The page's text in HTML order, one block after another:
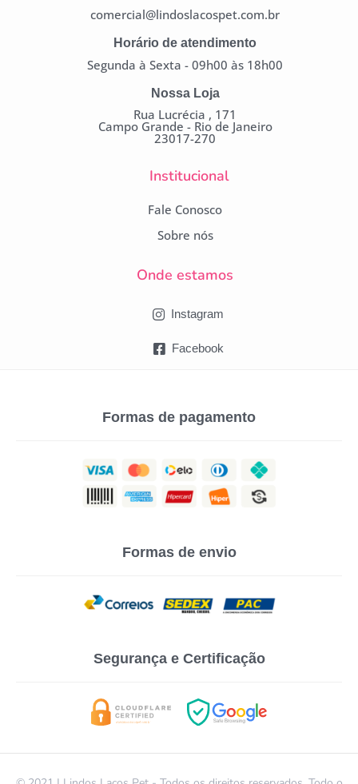
comercial@lindoslacospet.com.br
Horário de atendimento
Segunda à Sexta - 09h00 às 18h00
Nossa Loja
Rua Lucrécia , 171
Campo Grande - Rio de Janeiro
23017-270
Institucional
Fale Conosco
Sobre nós
Onde estamos
Instagram
Facebook
Formas de pagamento
Formas de envio
Segurança e Certificação